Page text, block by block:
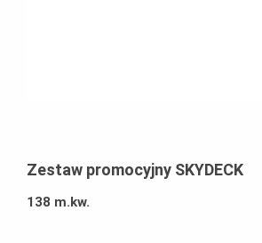
Zestaw promocyjny SKYDECK
138 m.kw.